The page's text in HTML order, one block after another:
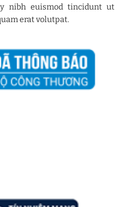
nibh euismod tincidunt ut
erat volutpat.